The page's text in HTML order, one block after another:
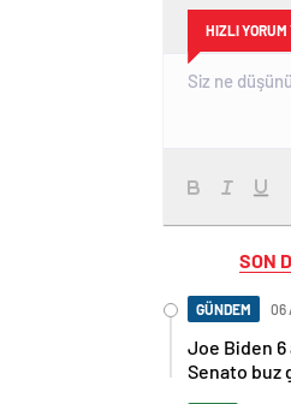
HIZLI YORUM
SON
GÜNDEM 06
Joe Biden 6
Senato buz